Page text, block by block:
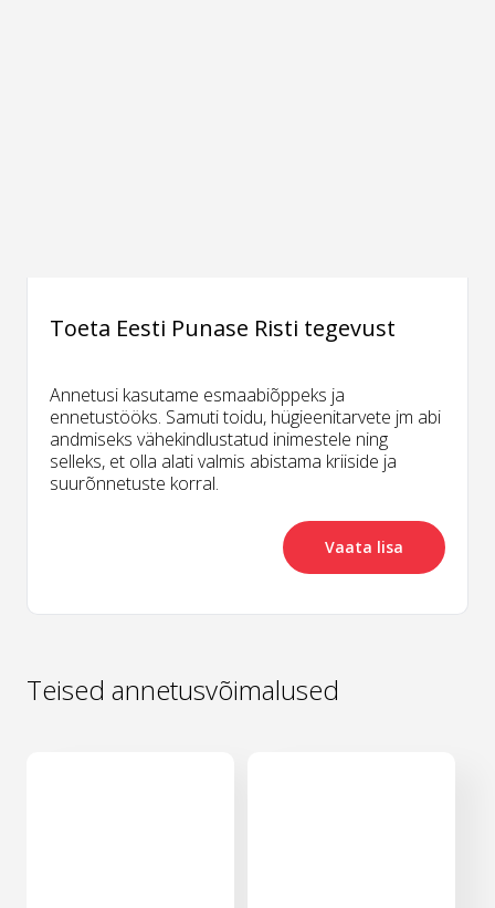
Toeta Eesti Punase Risti tegevust
Annetusi kasutame esmaabiõppeks ja
ennetustööks. Samuti toidu, hügieenitarvete jm abi
andmiseks vähekindlustatud inimestele ning
selleks, et olla alati valmis abistama kriiside ja
suurõnnetuste korral.
Vaata lisa
Teised annetusvõimalused